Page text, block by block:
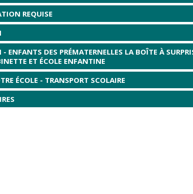
REQUISE
ENFANTS DES PRÉMATERNELLES LA BOÎTE À
ET ÉCOLE ENFANTINE
ÉCOLE - TRANSPORT SCOLAIRE